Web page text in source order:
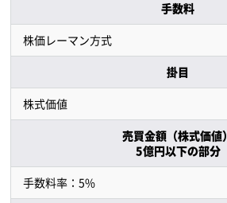
手数料
株価レーマン方式
掛目
株式価値
売買金額（株式価値）
5億円以下の部分
手数料率：5%